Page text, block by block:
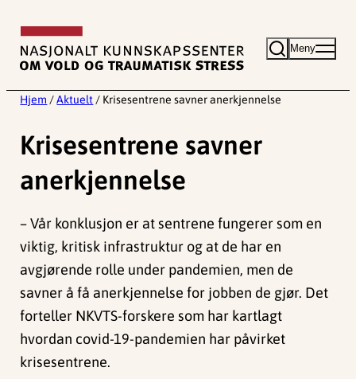
innhold
Meny
Hjem / Aktuelt / Krisesentrene savner anerkjennelse
Krisesentrene savner
anerkjennelse
– Vår konklusjon er at sentrene fungerer som en
viktig, kritisk infrastruktur og at de har en
avgjørende rolle under pandemien, men de
savner å få anerkjennelse for jobben de gjør. Det
forteller NKVTS-forskere som har kartlagt
hvordan covid-19-pandemien har påvirket
krisesentrene.